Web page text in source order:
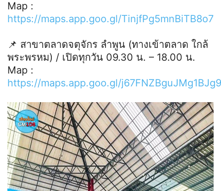
Map :
https://maps.app.goo.gl/TinjfPg5mnBiTB8o7
📌 สาขาตลาดจตุจักร ลำพูน (ทางเข้าตลาด ใกล้
พระพรหม) / เปิดทุกวัน 09.30 น. – 18.00 น.
Map :
https://maps.app.goo.gl/j67FNZBguJMg1BJg9